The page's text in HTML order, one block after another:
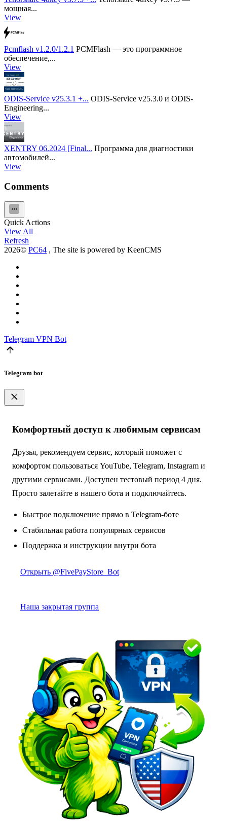
мощная...
View
Pcmflash v1.2.0/1.2.1 PCMFlash — это программное
обеспечение,...
View
ODIS-Service v25.3.1 +... ODIS-Service v25.3.0 и ODIS-
Engineering...
View
XENTRY 06.2024 [Final... Программа для диагностики
автомобилей...
View
Comments
Quick Actions
View All
Refresh
2026© PC64 , The site is powered by KeenCMS
Telegram VPN Bot
Telegram bot
Комфортный доступ к любимым сервисам
Друзья, рекомендуем сервис, который поможет с
комфортом пользоваться YouTube, Telegram, Instagram и
другими сервисами. Доступен тестовый период 4 дня.
Просто залетайте в нашего бота и подключайтесь.
Быстрое подключение прямо в Telegram-боте
Стабильная работа популярных сервисов
Поддержка и инструкции внутри бота
Открыть @FivePayStore_Bot
Наша закрытая группа